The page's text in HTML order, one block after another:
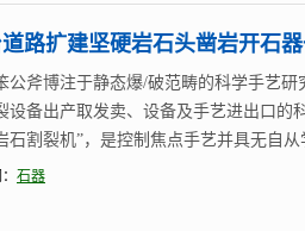
路扩建坚硬岩石头凿岩开石
公斧博注于静态爆/破范畴的科学手艺
设备出产取发卖、设备及手艺进出口的
石割裂机”，是控制焦点手艺并具无自
石器